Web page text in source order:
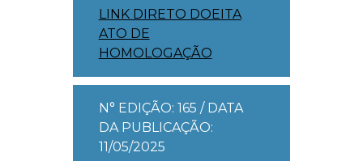
LINK DIRETO DOEITA
ATO DE
HOMOLOGAÇÃO
N° EDIÇÃO: 165 / DATA
DA PUBLICAÇÃO:
11/05/2025